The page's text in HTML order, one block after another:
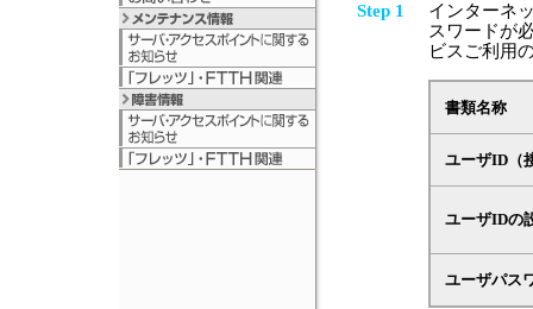
Step 1
インターネ
スワードが
ビスご利用
書類名称
ユーザID（
ユーザIDの
ユーザパス